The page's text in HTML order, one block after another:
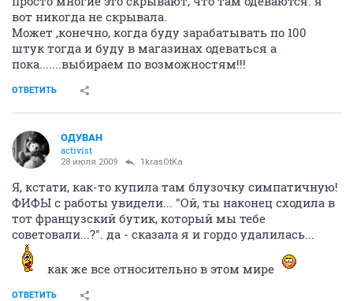
вот никогда не скрывала.
Может ,конечно, когда буду зарабатывать по 100
штук тогда и буду в магазинах одеваться а
пока.......выбираем по возможностям!!!
ОТВЕТИТЬ
ОДУВАН
activist
28 июля 2009 1krasOtKa
Я, кстати, как-то купила там блузочку симпатичную!
ФИФЫ с работы увидели... "Ой, ты наконец сходила в
тот французский бутик, который мы тебе
советовали...?". да - сказала я и гордо удалилась...
как же все относительно в этом мире
ОТВЕТИТЬ